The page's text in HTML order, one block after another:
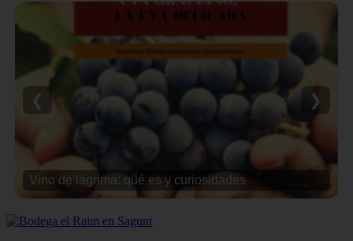
Vino de lágrima: qué es y curiosidades
❮ ❯